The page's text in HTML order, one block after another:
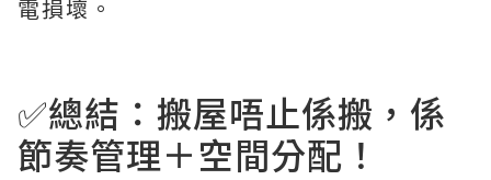
電損壞。
✅總結：搬屋唔止係搬，係
節奏管理＋空間分配！